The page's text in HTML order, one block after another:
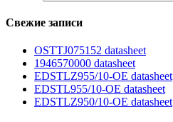
Свежие записи
OSTTJ075152 datasheet
1946570000 datasheet
EDSTLZ955/10-OE datasheet
EDSTL955/10-OE datasheet
EDSTLZ950/10-OE datasheet